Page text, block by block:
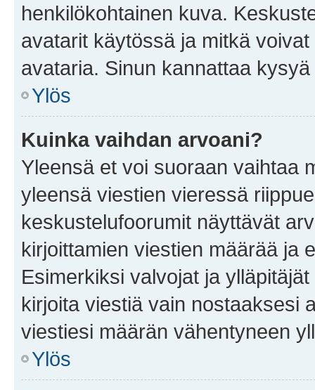
henkilökohtainen kuva.
avatarit käytössä ja mitkä
avataria. Sinun kannattaa
Ylös
Kuinka vaihdan arvoani?
Yleensä et voi suoraan vaihtaa
yleensä viestien vieressä
keskustelufoorumit näyttävät
kirjoittamien viestien määrää ja
Esimerkiksi valvojat ja
kirjoita viestiä vain nostaaksesi
viestiesi määrän vähentyneen
Ylös